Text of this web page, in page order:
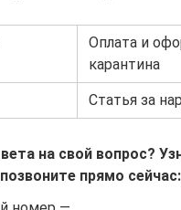
Оплата и
карантина
Статья за
на свой вопрос?
прямо сейчас: